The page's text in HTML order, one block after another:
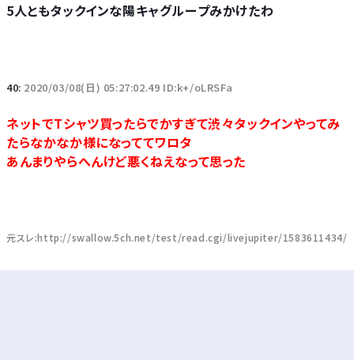
5人ともタックインな陽キャグループみかけたわ
40: 2020/03/08(日) 05:27:02.49 ID:k+/oLRSFa
ネットでTシャツ買ったらでかすぎて渋々タックインやってみ
たらなかなか様になっててワロタ
あんまりやらへんけど悪くねえなって思った
元スレ:http://swallow.5ch.net/test/read.cgi/livejupiter/1583611434/